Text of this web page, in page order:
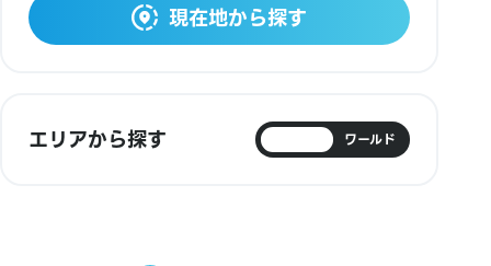
現在地から探す
エリアから探す ワールド